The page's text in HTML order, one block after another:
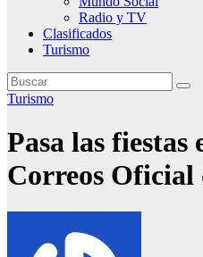
Radio y TV
Clasificados
Turismo
Turismo
Pasa las
Correos Oficial